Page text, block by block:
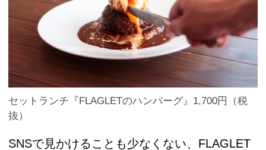
セットランチ『FLAGLETのハンバーグ』1,700円（税
抜）
SNSで見かけることも少なくない、FLAGLET